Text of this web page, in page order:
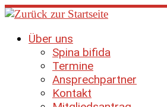
Zum
springenÜber uns
Spina bifida
Termine
Ansprechpartner
Kontakt